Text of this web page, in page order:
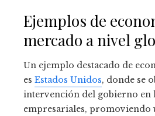
Ejemplos de
mercado a nivel
Un ejemplo destacado de
es Estados Unidos, donde se
intervención del gobierno en
empresariales, promoviendo